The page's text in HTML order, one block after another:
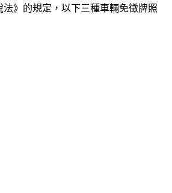
》的規定，以下三種車輛免徵牌照